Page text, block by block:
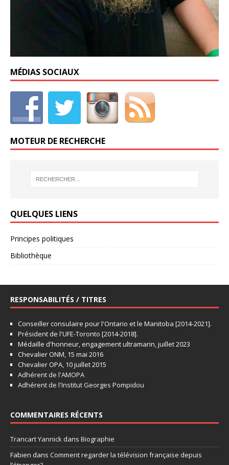
MÉDIAS SOCIAUX
MOTEUR DE RECHERCHE
QUELQUES LIENS
Principes politiques
Bibliothèque
RESPONSABILITÉS / TITRES
Conseiller consulaire pour l'Ontario et le Manitoba [2014-2021].
Président de l'UFE-Toronto [2014-2018].
Médaille d'honneur, engagement ultramarin, juillet 2023
Chevalier ONM, 15 mai 2016
Chevalier OPA, 10 juillet 2015
Adhérent de l'AMOPA
Adhérent de l'Institut Georges Pompidou
COMMENTAIRES RÉCENTS
Trancart Yannick dans Biographie
Fabien dans Comment regarder la télévision française depuis